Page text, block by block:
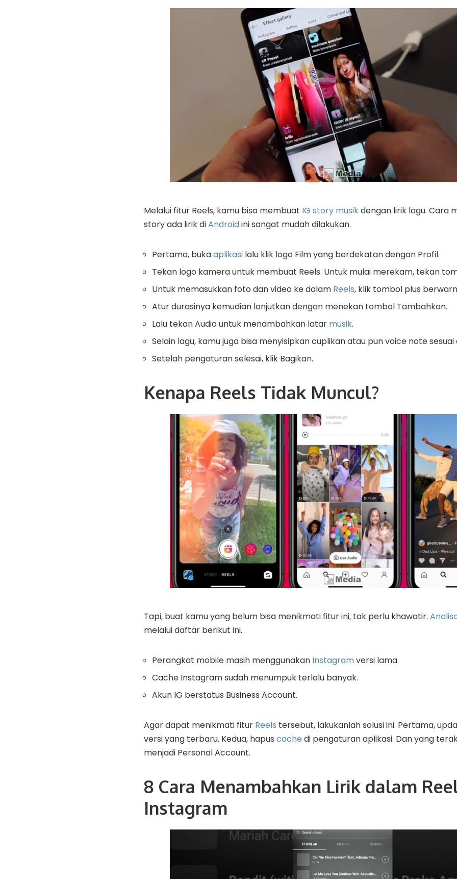
Melalui fitur Reels, kamu bisa membuat IG story musikdengan lirik lagu. Cara
story ada lirik diAndroidini sangat mudah dilakukan.
Pertama, bukaaplikasi lalu klik logo Film yang berdekatan dengan Profil.
Tekan logo kamera untuk membuat Reels. Untuk mulai merekam, tekan
Untuk memasukkan foto dan video ke dalam Reels, klik tombol plus
Atur durasinya kemudian lanjutkan dengan menekan tombol Tambahkan.
Lalu tekan Audio untuk menambahkan latar musik.
Selain lagu, kamu juga bisa menyisipkan cuplikan atau pun voice note
Setelah pengaturan selesai, klik Bagikan.
Kenapa Reels Tidak Muncul?
Tapi, buat kamu yang belum bisa menikmati fitur ini, tak perlu khawatir.
melalui daftar berikut ini.
Perangkat mobile masih menggunakan Instagramversi lama.
Cache Instagram sudah menumpuk terlalu banyak.
Akun IG berstatus Business Account.
Agar dapat menikmati fitur Reels tersebut, lakukanlah solusi ini. Pertama,
versi yang terbaru. Kedua, hapus cache di pengaturan aplikasi. Dan yang
menjadi Personal Account.
8 Cara Menambahkan Lirik dalam
Instagram